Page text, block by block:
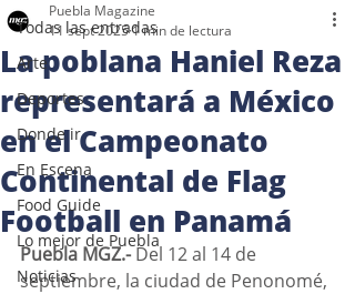
Todas las entradas
Arte
Deportes
Donde ir
En Escena
Food Guide
Lo mejor de Puebla
Noticias
La poblana Haniel Reza
representará a México
en el Campeonato
Continental de Flag
Football en Panamá
Puebla Magazine
11 sept 20251 min de lectura
Puebla MGZ.- Del 12 al 14 de
septiembre, la ciudad de Penonomé,